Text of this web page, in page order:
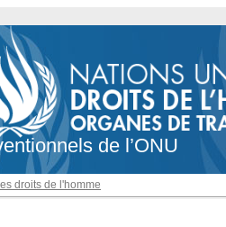
de l’ONU
droits de l'homme